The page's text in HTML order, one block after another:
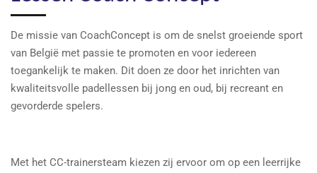
De missie van CoachConcept is om de snelst groeiende sport
van België met passie te promoten en voor iedereen
toegankelijk te maken. Dit doen ze door het inrichten van
kwaliteitsvolle padellessen bij jong en oud, bij recreant en
gevorderde spelers.
Met het CC-trainersteam kiezen zij ervoor om op een leerrijke